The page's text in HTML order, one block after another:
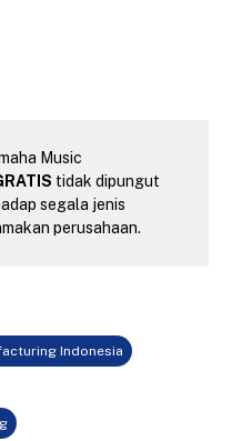
Music
tidak dipungut
segala jenis
perusahaan.
Indonesia